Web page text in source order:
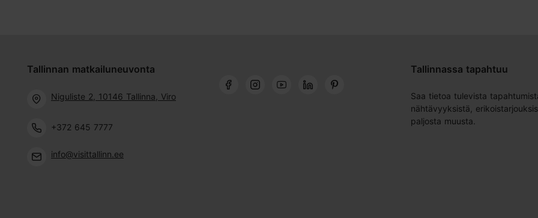
Tallinnan matkailuneuvonta
Niguliste 2, 10146 Tallinna, Viro
+372 645 7777
info@visittallinn.ee
Tallinnassa tapahtuu
Saa tietoa tulevista
nähtävyyksistä,
paljosta muusta.